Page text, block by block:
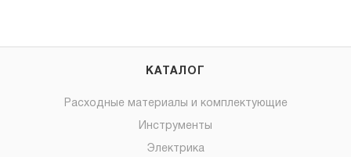
КАТАЛОГ
Расходные материалы и комплектующие
Инструменты
Электрика